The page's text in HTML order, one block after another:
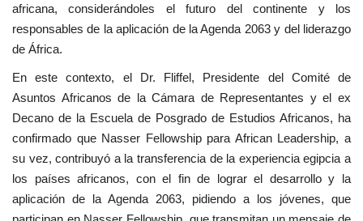
africana, considerándoles el futuro del continente y los
responsables de la aplicación de la Agenda 2063 y del liderazgo
de África.
En este contexto, el Dr. Fliffel, Presidente del Comité de
Asuntos Africanos de la Cámara de Representantes y el ex
Decano de la Escuela de Posgrado de Estudios Africanos, ha
confirmado que Nasser Fellowship para African Leadership, a
su vez, contribuyó a la transferencia de la experiencia egipcia a
los países africanos, con el fin de lograr el desarrollo y la
aplicación de la Agenda 2063, pidiendo a los jóvenes, que